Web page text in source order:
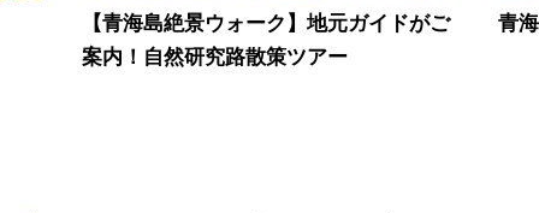
【青海島絶景ウォーク】地元ガイドがご
案内！自然研究路散策ツアー
青